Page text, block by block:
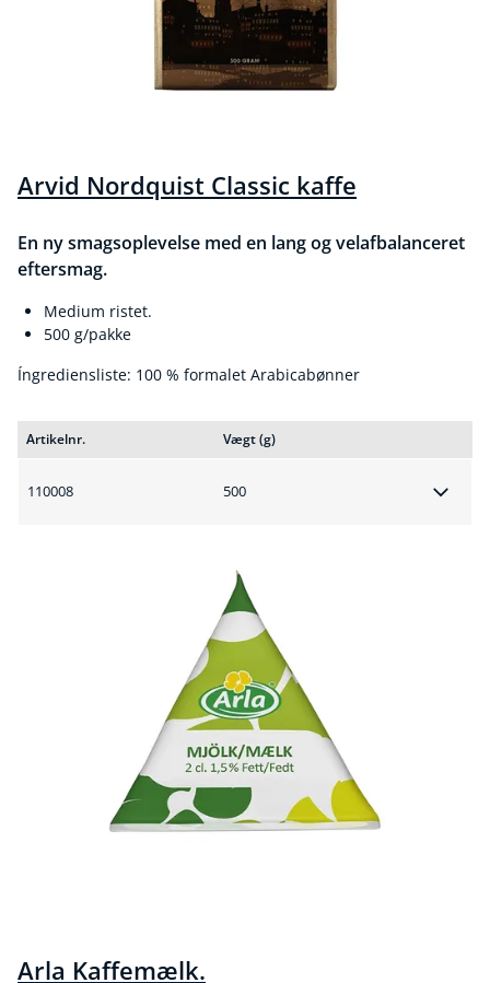
Arvid Nordquist Classic kaffe
En ny smagsoplevelse med en lang og velafbalanceret
eftersmag.
Medium ristet.
500 g/pakke
Íngrediensliste: 100 % formalet Arabicabønner
Artikelnr. Vægt (g)
110008 500
Arla Kaffemælk.